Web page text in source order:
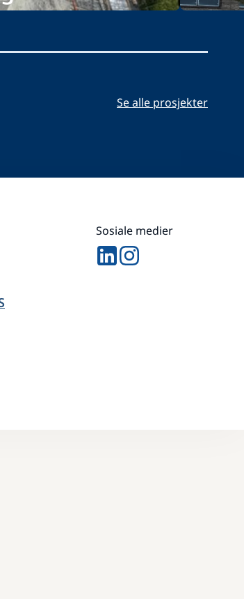
Se alle prosjekter
Sosiale medier